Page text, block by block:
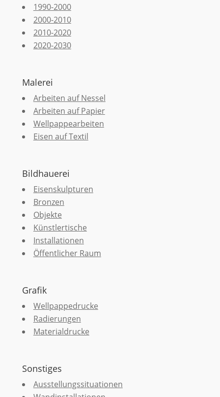
1990-2000
2000-2010
2010-2020
2020-2030
Malerei
Arbeiten auf Nessel
Arbeiten auf Papier
Wellpappearbeiten
Eisen auf Textil
Bildhauerei
Eisenskulpturen
Bronzen
Objekte
Künstlertische
Installationen
Öffentlicher Raum
Grafik
Wellpappedrucke
Radierungen
Materialdrucke
Sonstiges
Ausstellungssituationen